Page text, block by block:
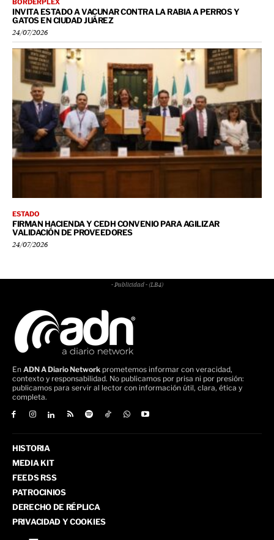
INVITA ESTADO A VACUNAR CONTRA LA RABIA A PERROS Y
GATOS EN CIUDAD JUÁREZ
24/07/2026
ESTADO
FIRMAN HACIENDA Y CEDH CONVENIO PARA AGILIZAR
VALIDACIÓN DE PROVEEDORES
24/07/2026
- Publicidad - (LB4)
En ADN A Diario Network prometemos informar con veracidad,
contexto y responsabilidad. No publicamos por prisa ni por presión:
publicamos para servir al lector con información útil, clara, ética y
completa.
HISTORIA
MEDIA KIT
FEEDS RSS
PATROCINIOS
DERECHO DE RÉPLICA
PRIVACIDAD Y COOKIES